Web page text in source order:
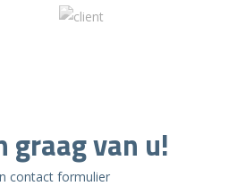
graag van u!
contact formulier